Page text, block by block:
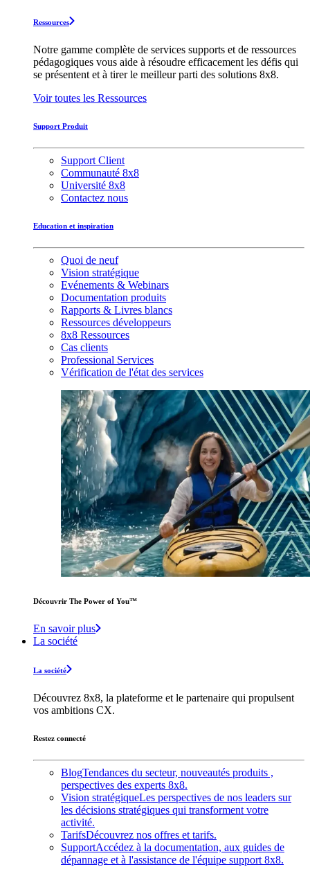
Ressources
Notre gamme complète de services supports et de ressources
pédagogiques vous aide à résoudre efficacement les défis qui
se présentent et à tirer le meilleur parti des solutions 8x8.
Voir toutes les Ressources
Support Produit
Support Client
Communauté 8x8
Université 8x8
Contactez nous
Education et inspiration
Quoi de neuf
Vision stratégique
Evénements & Webinars
Documentation produits
Rapports & Livres blancs
Ressources développeurs
8x8 Ressources
Cas clients
Professional Services
Vérification de l'état des services
Découvrir The Power of You™️
En savoir plus
La société
La société
Découvrez 8x8, la plateforme et le partenaire qui propulsent
vos ambitions CX.
Restez connecté
BlogTendances du secteur, nouveautés produits ,
perspectives des experts 8x8.
Vision stratégiqueLes perspectives de nos leaders sur
les décisions stratégiques qui transforment votre
activité.
TarifsDécouvrez nos offres et tarifs.
SupportAccédez à la documentation, aux guides de
dépannage et à l'assistance de l'équipe support 8x8.